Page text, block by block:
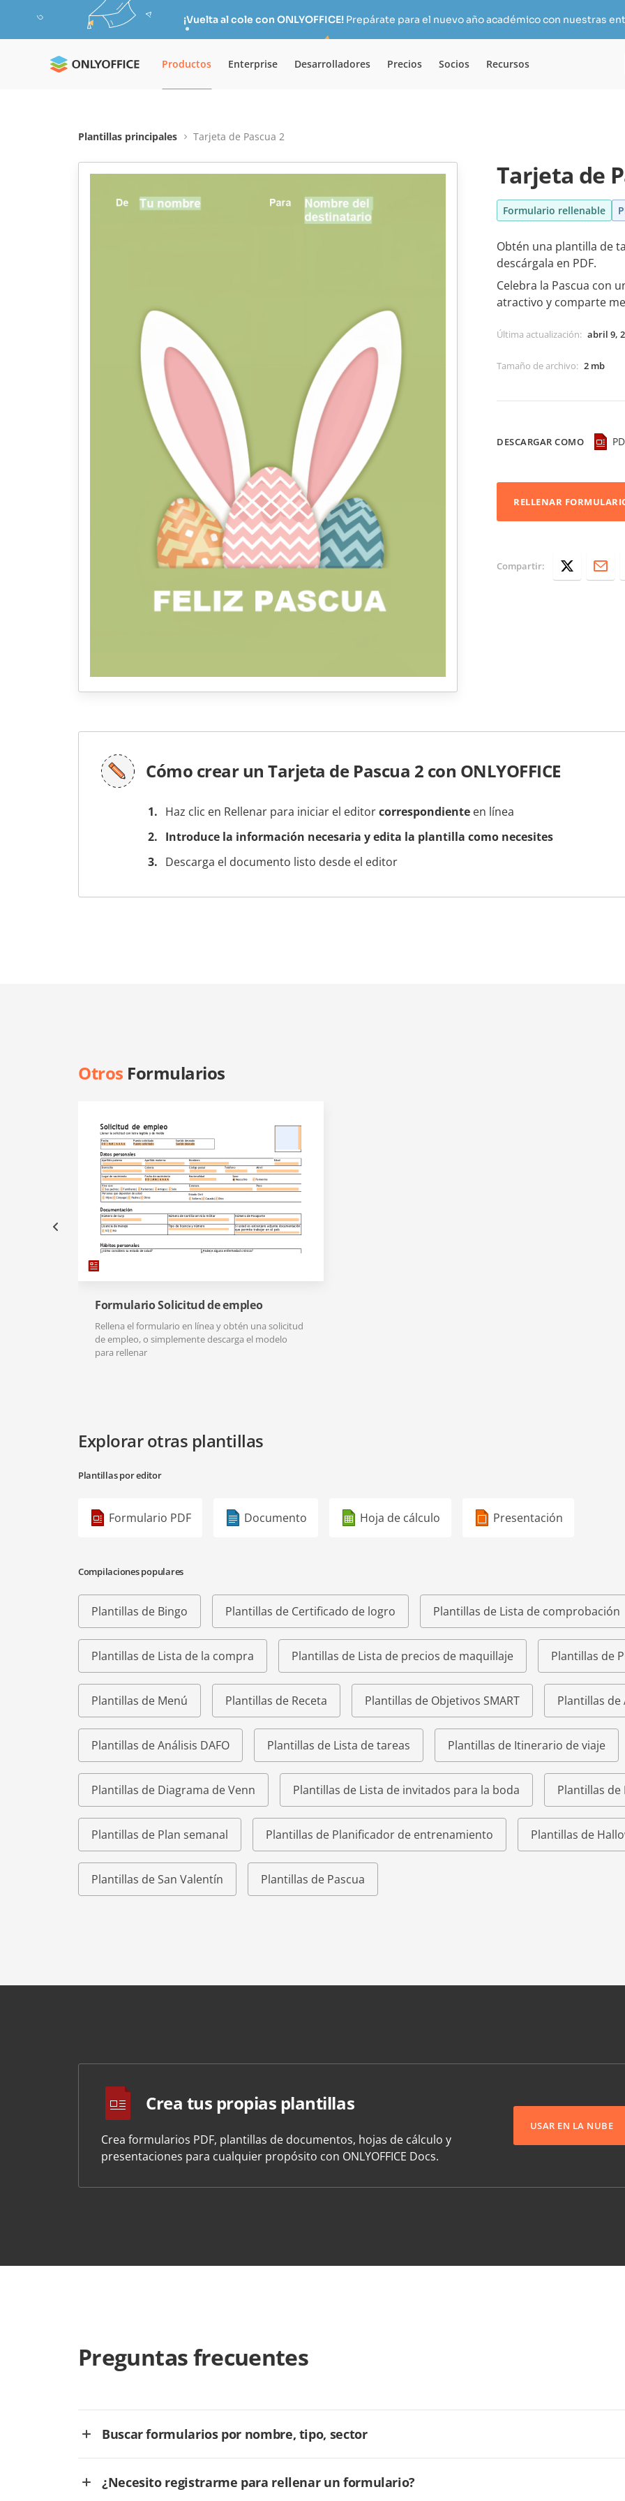
¡Vuelta al cole con ONLYOFFICE!Prepárate para el nuevo año académico con nuestras
Productos Enterprise Desarrolladores Precios Socios Recursos
Plantillas principales Tarjeta de Pascua 2
Tarjeta de
Formulario rellenable
Obtén una plantilla de
descárgala en PDF.
Celebra la Pascua con
atractivo y comparte
Última actualización: abril 9,
Tamaño de archivo: 2 mb
DESCARGAR COMO
RELLENAR
Compartir:
Cómo crear un Tarjeta de Pascua 2 con ONLYOFFICE
Haz clic en Rellenar para iniciar el editorcorrespondiente en línea
Introduce la información necesaria y edita la plantilla como necesites
Descarga el documento listo desde el editor
Otros Formularios
Formulario Solicitud de empleo
Rellena el formulario en línea y obtén una solicitud
de empleo, o simplemente descarga el modelo
para rellenar
Explorar otras plantillas
Plantillas por editor
Formulario PDF Documento Hoja de cálculo Presentación
Compilaciones populares
Plantillas de Bingo Plantillas de Certificado de logro Plantillas de Lista de comprobación
Plantillas de Lista de la compra Plantillas de Lista de precios de maquillaje Plantillas de
Plantillas de Menú Plantillas de Receta Plantillas de Objetivos SMART Plantillas
Plantillas de Análisis DAFO Plantillas de Lista de tareas Plantillas de Itinerario de viaje
Plantillas de Diagrama de Venn Plantillas de Lista de invitados para la boda Plantillas de
Plantillas de Plan semanal Plantillas de Planificador de entrenamiento Plantillas de
Plantillas de San Valentín Plantillas de Pascua
Crea tus propias plantillas
Crea formularios PDF, plantillas de documentos, hojas de cálculo y
presentaciones para cualquier propósito con ONLYOFFICE Docs.
USAR EN LA NUBE
Preguntas frecuentes
Buscar formularios por nombre, tipo, sector
¿Necesito registrarme para rellenar un formulario?